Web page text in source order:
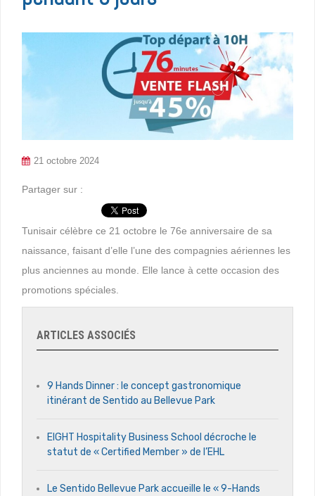
21 octobre 2024
Partager sur :
Tunisair célèbre ce 21 octobre le 76e anniversaire de sa
naissance, faisant d’elle l’une des compagnies aériennes les
plus anciennes au monde. Elle lance à cette occasion des
promotions spéciales.
ARTICLES ASSOCIÉS
9 Hands Dinner : le concept gastronomique
itinérant de Sentido au Bellevue Park
EIGHT Hospitality Business School décroche le
statut de « Certified Member » de l’EHL
Le Sentido Bellevue Park accueille le « 9-Hands